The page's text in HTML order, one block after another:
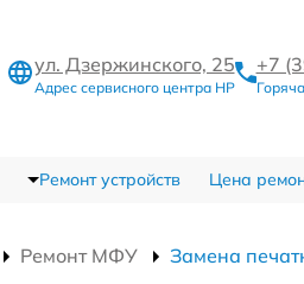
ул. Дзержинского, 25
Адрес сервисного центра HP
+7
Ремонт устройств Цена
Ремонт МФУ Замена